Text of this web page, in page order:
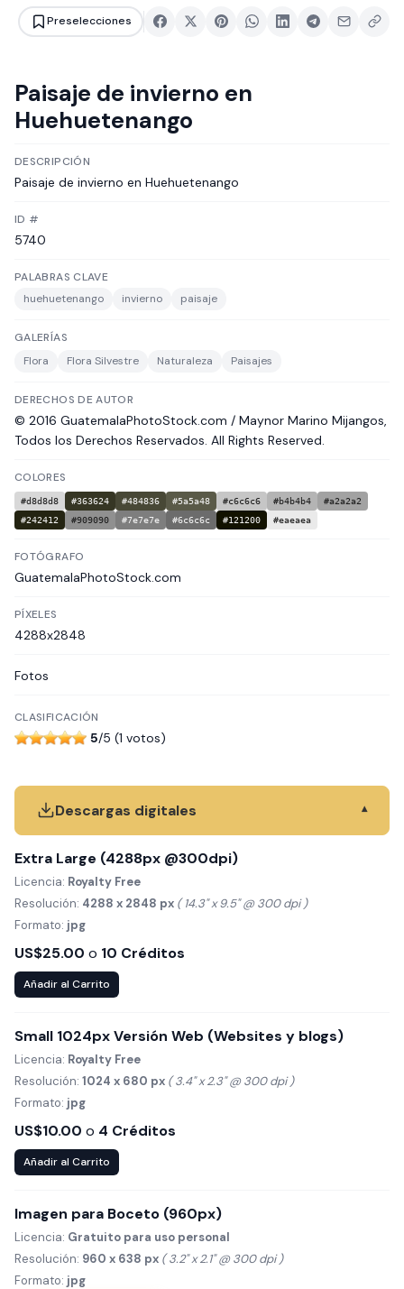
Preselecciones
Paisaje de invierno en
Huehuetenango
DESCRIPCIÓN
Paisaje de invierno en Huehuetenango
ID #
5740
PALABRAS CLAVE
huehuetenango
invierno paisaje
GALERÍAS
Flora
Flora Silvestre Naturaleza Paisajes
DERECHOS DE AUTOR
© 2016 GuatemalaPhotoStock.com / Maynor Marino Mijangos,
Todos los Derechos Reservados. All Rights Reserved.
COLORES
#d8d8d8 #363624 #484836 #5a5a48 #c6c6c6 #b4b4b4
#a2a2a2
#242412
#909090 #7e7e7e #6c6c6c #121200 #eaeaea
FOTÓGRAFO
GuatemalaPhotoStock.com
PÍXELES
4288x2848
Fotos
CLASIFICACIÓN
5/5 (1 votos)
Descargas digitales ▾
Extra Large (4288px @300dpi)
Licencia: Royalty Free
Resolución: 4288 x 2848 px ( 14.3" x 9.5" @ 300 dpi )
Formato: jpg
US$25.00 o 10 Créditos
Añadir al Carrito
Small 1024px Versión Web (Websites y blogs)
Licencia: Royalty Free
Resolución: 1024 x 680 px ( 3.4" x 2.3" @ 300 dpi )
Formato: jpg
US$10.00 o 4 Créditos
Añadir al Carrito
Imagen para Boceto (960px)
Licencia: Gratuito para uso personal
Resolución: 960 x 638 px ( 3.2" x 2.1" @ 300 dpi )
Formato: jpg